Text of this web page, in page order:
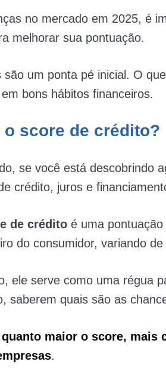
no mercado em 2025, é
melhorar sua pontuação.
são um ponta pé inicial. O
bons hábitos financeiros.
o score de crédito?
se você está descobrindo
crédito, juros e
de crédito é uma
do consumidor, variando
ele serve como uma régua
saberem quais são as
maior o score, mais
.